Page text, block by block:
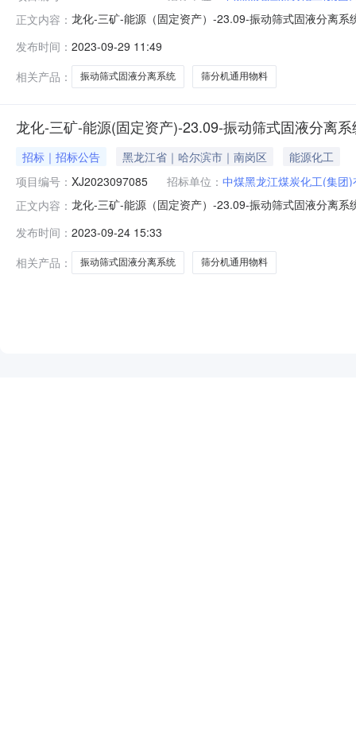
正文内容： 龙化-三矿-能源（固定资产）-23.09-振动筛式固液分离
购采购一体化平台（）后，进行在线报名、报价；（2）
排如下：报价开始
发布时间： 2023-09-29 11:49
相关产品：
振动筛式固液分离系统 筛分机通用物料
龙化-三矿-能源(固定资产)-23.09-振动筛式固液分离
招标｜招标公告 黑龙江省｜哈尔滨市｜南岗区
能源化工
项目编号： XJ2023097085 招标单位： 中煤黑龙江煤炭化工(集团
正文内容： 龙化-三矿-能源（固定资产）-23.09-振动筛式固液分离
购一体化平台（）后，进行在线报名、报价；（2）受邀
下：报价开始时间
发布时间： 2023-09-24 15:33
相关产品：
振动筛式固液分离系统 筛分机通用物料